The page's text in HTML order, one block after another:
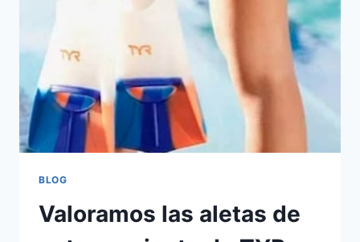
BLOG
Valoramos las aletas de